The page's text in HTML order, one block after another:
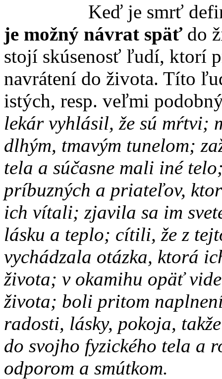
Keď je smrť
je možný ná­vrat späť do
stojí skúsenosť ľudí, ktorí
navrátení do života. Títo
istých, resp. veľmi
lekár vyhlásil, že sú mŕtvi;
dlhým, tmavým tune­lom;
tela a súčasne mali iné
príbuzných a priateľov,
ich vítali; zjavila sa im
lásku a teplo; cítili, že z
vychádzala otázka, ktorá
života; v okamihu opäť
života; boli pritom
radosti, lásky, pokoja,
do svojho fyzického tela a
odporom a smútkom.